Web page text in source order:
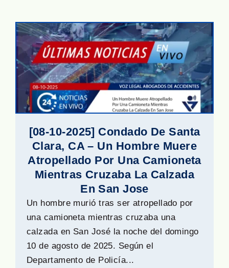
[08-10-2025] Condado De Santa
Clara, CA – Un Hombre Muere
Atropellado Por Una Camioneta
Mientras Cruzaba La Calzada
En San Jose
Un hombre murió tras ser atropellado por
una camioneta mientras cruzaba una
calzada en San José la noche del domingo
10 de agosto de 2025. Según el
Departamento de Policía...